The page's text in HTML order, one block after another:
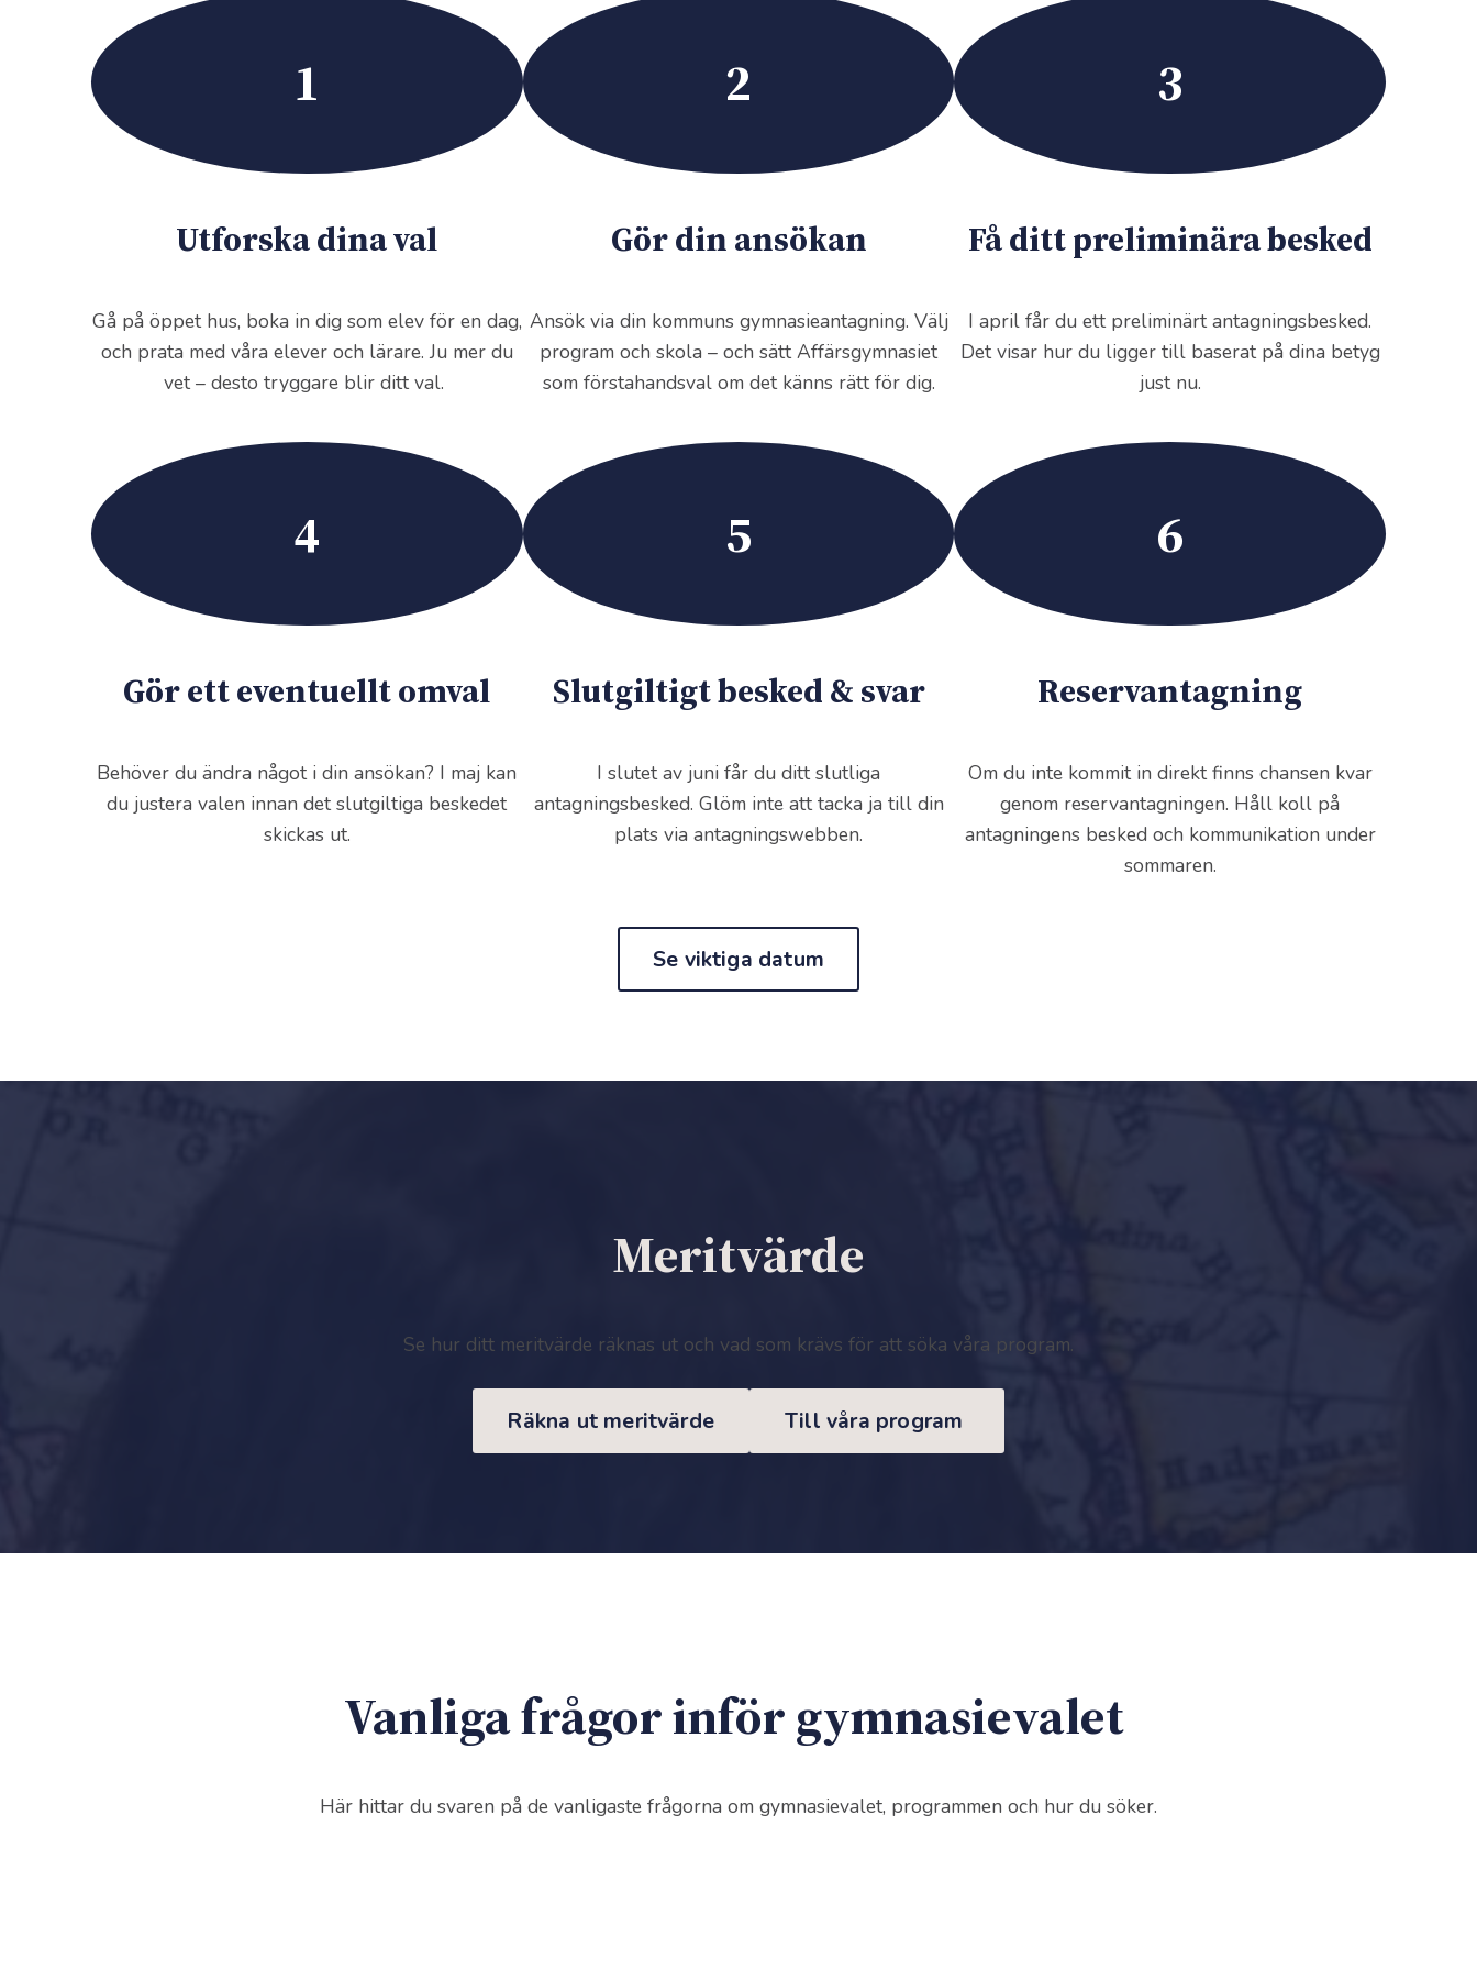
1
Utforska dina val
Gå på öppet hus, boka in dig som elev för en dag,
och prata med våra elever och lärare. Ju mer du
vet – desto tryggare blir ditt val.
2
Gör din ansökan
Ansök via din kommuns gymnasieantagning. Välj
program och skola – och sätt Affärsgymnasiet
som förstahandsval om det känns rätt för dig.
3
Få ditt preliminära besked
I april får du ett preliminärt antagningsbesked.
Det visar hur du ligger till baserat på dina betyg
just nu.
4
Gör ett eventuellt omval
Behöver du ändra något i din ansökan? I maj kan
du justera valen innan det slutgiltiga beskedet
skickas ut.
5
Slutgiltigt besked & svar
I slutet av juni får du ditt slutliga
antagningsbesked. Glöm inte att tacka ja till din
plats via antagningswebben.
6
Reservantagning
Om du inte kommit in direkt finns chansen kvar
genom reservantagningen. Håll koll på
antagningens besked och kommunikation under
sommaren.
Se viktiga datum
Meritvärde
Se hur ditt meritvärde räknas ut och vad som krävs för att söka våra program.
Räkna ut meritvärde Till våra program
Vanliga frågor inför gymnasievalet
Här hittar du svaren på de vanligaste frågorna om gymnasievalet, programmen och hur du söker.